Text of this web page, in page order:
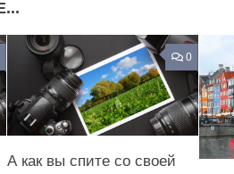
0
А как вы спите со своей